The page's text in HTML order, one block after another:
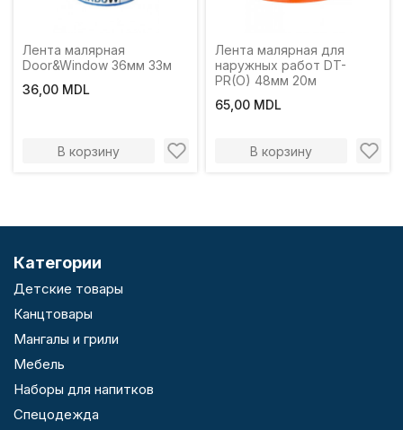
Лента малярная
Door&Window 36мм 33м
36,00 MDL
В корзину
Лента малярная для
наружных работ DT-
PR(O) 48мм 20м
65,00 MDL
В корзину
Категории
Детские товары
Канцтовары
Мангалы и грили
Мебель
Наборы для напитков
Спецодежда